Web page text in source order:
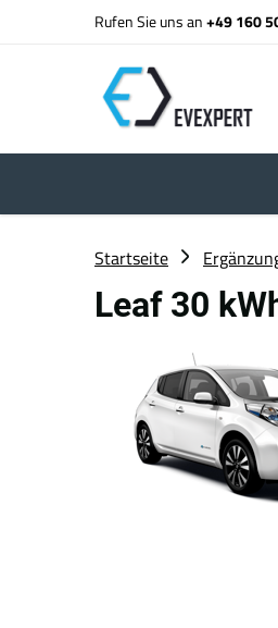
Rufen Sie uns an+49 160
Startseite
Leaf 30